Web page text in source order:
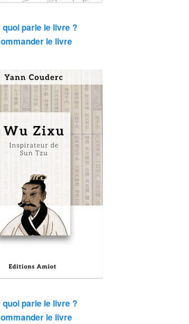
quoi parle le livre ?
le livre
quoi parle le livre ?
le livre